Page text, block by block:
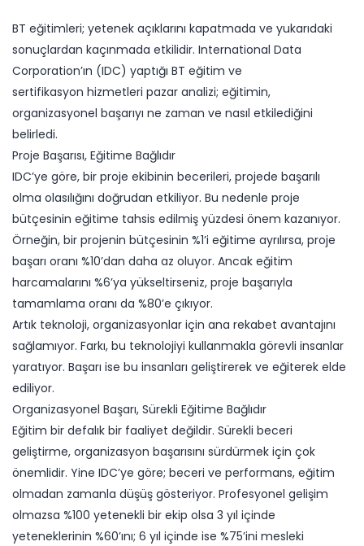
BT eğitimleri; yetenek açıklarını kapatmada ve yukarıdaki
sonuçlardan kaçınmada etkilidir. International Data
Corporation’ın (IDC) yaptığı BT eğitim ve
sertifikasyon hizmetleri pazar analizi; eğitimin,
organizasyonel başarıyı ne zaman ve nasıl etkilediğini
belirledi.
Proje Başarısı, Eğitime Bağlıdır
IDC’ye göre, bir proje ekibinin becerileri, projede başarılı
olma olasılığını doğrudan etkiliyor. Bu nedenle proje
bütçesinin eğitime tahsis edilmiş yüzdesi önem kazanıyor.
Örneğin, bir projenin bütçesinin %1’i eğitime ayrılırsa, proje
başarı oranı %10’dan daha az oluyor. Ancak eğitim
harcamalarını %6’ya yükseltirseniz, proje başarıyla
tamamlama oranı da %80’e çıkıyor.
Artık teknoloji, organizasyonlar için ana rekabet avantajını
sağlamıyor. Farkı, bu teknolojiyi kullanmakla görevli insanlar
yaratıyor. Başarı ise bu insanları geliştirerek ve eğiterek elde
ediliyor.
Organizasyonel Başarı, Sürekli Eğitime Bağlıdır
Eğitim bir defalık bir faaliyet değildir. Sürekli beceri
geliştirme, organizasyon başarısını sürdürmek için çok
önemlidir. Yine IDC’ye göre; beceri ve performans, eğitim
olmadan zamanla düşüş gösteriyor. Profesyonel gelişim
olmazsa %100 yetenekli bir ekip olsa 3 yıl içinde
yeteneklerinin %60’ını; 6 yıl içinde ise %75’ini mesleki